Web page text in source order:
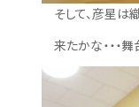
そして、彦星は
来たかな・・・